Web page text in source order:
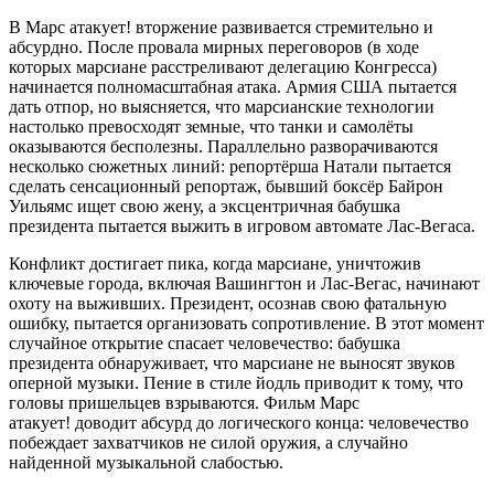
В Марс атакует! вторжение развивается стремительно и
абсурдно. После провала мирных переговоров (в ходе
которых марсиане расстреливают делегацию Конгресса)
начинается полномасштабная атака. Армия США пытается
дать отпор, но выясняется, что марсианские технологии
настолько превосходят земные, что танки и самолёты
оказываются бесполезны. Параллельно разворачиваются
несколько сюжетных линий: репортёрша Натали пытается
сделать сенсационный репортаж, бывший боксёр Байрон
Уильямс ищет свою жену, а эксцентричная бабушка
президента пытается выжить в игровом автомате Лас-Вегаса.
Конфликт достигает пика, когда марсиане, уничтожив
ключевые города, включая Вашингтон и Лас-Вегас, начинают
охоту на выживших. Президент, осознав свою фатальную
ошибку, пытается организовать сопротивление. В этот момент
случайное открытие спасает человечество: бабушка
президента обнаруживает, что марсиане не выносят звуков
оперной музыки. Пение в стиле йодль приводит к тому, что
головы пришельцев взрываются. Фильм Марс
атакует! доводит абсурд до логического конца: человечество
побеждает захватчиков не силой оружия, а случайно
найденной музыкальной слабостью.